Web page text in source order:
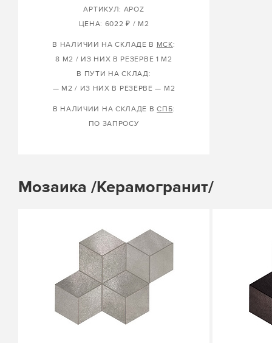
АРТИКУЛ: APOZ
ЦЕНА: 6022 ₽ / М2
В НАЛИЧИИ НА СКЛАДЕ В МСК:
8 М2 / ИЗ НИХ В РЕЗЕРВЕ 1 М2
В ПУТИ НА СКЛАД:
— М2 / ИЗ НИХ В РЕЗЕРВЕ — М2
В НАЛИЧИИ НА СКЛАДЕ ВСПБ:
ПО ЗАПРОСУ
Мозаика /Керамогранит/